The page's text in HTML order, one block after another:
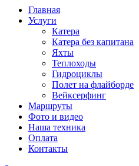
Главная
Услуги
Катера
Катера без капитана
Яхты
Теплоходы
Гидроциклы
Полет на флайборде
Вейксерфинг
Маршруты
Фото и видео
Наша техника
Оплата
Контакты